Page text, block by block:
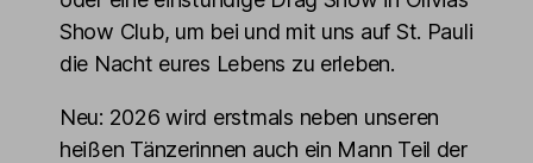
Show Club, um bei und mit uns auf St. Pauli
die Nacht eures Lebens zu erleben.
Neu: 2026 wird erstmals neben unseren
heißen Tänzerinnen auch ein Mann Teil der